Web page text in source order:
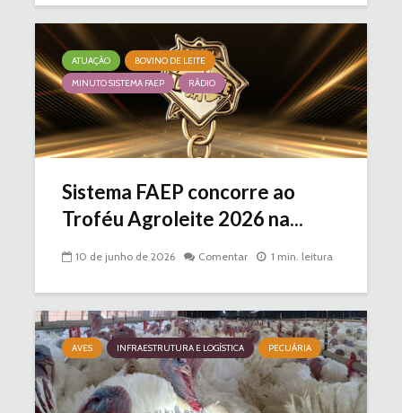
ATUAÇÃO
BOVINO DE LEITE
MINUTO SISTEMA FAEP
RÁDIO
Sistema FAEP concorre ao
Troféu Agroleite 2026 na...
10 de junho de 2026 Comentar 1 min. leitura
AVES INFRAESTRUTURA E LOGÍSTICA PECUÁRIA